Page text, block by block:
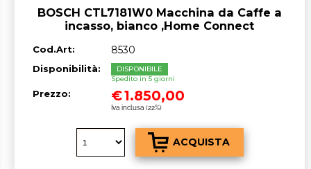
BOSCH CTL7181W0 Macchina da Caffe a
incasso, bianco ,Home Connect
Cod.Art: 8530
Disponibilità:
DISPONIBILE
Spedito in 5 giorni
Prezzo: €1.850,00
Iva inclusa (22%)